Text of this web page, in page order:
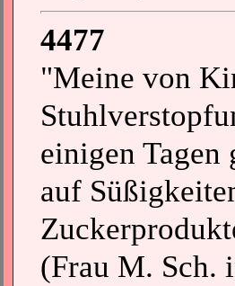
4477
"Meine von
einigen
auf
(Frau M. Sch.